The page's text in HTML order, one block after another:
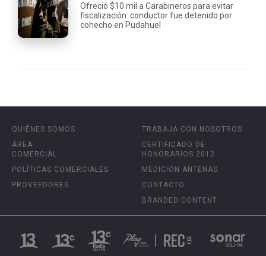
Ofreció $10 mil a Carabineros para evitar
fiscalización: conductor fue detenido por
cohecho en Pudahuel
QUIÉNES SOMOS
ÁREA
COMERCIAL
POLÍTICAS COMERCIALES
PROVEEDORES
TRABAJA CON NOSOTROS
CERTIFICADO DE
HONORARIOS 2012
MEDICIÓN ANTENAS
CONTACTO
BRANDED CONTENT